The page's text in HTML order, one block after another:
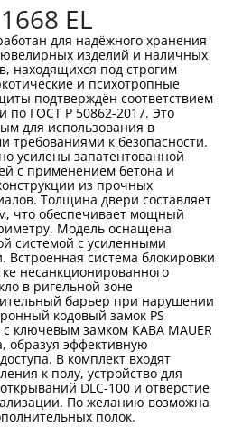
EL
для надёжного хранения
ювелирных изделий и наличных
находящихся под строгим
и психотропные
подтверждён соответствием
по ГОСТ Р 50862-2017. Это
для использования в
требованиями к безопасности.
усилены запатентованной
с применением бетона и
из прочных
Толщина двери составляет
что обеспечивает мощный
Модель оснащена
системой с усиленными
система блокировки
несанкционированного
в ригельной зоне
барьер при нарушении
кодовый замок PS
ключевым замком KABA MAUER
образуя эффективную
В комплект входят
к полу, устройство для
DLC-100 и отверстие
По желанию возможна
полок.